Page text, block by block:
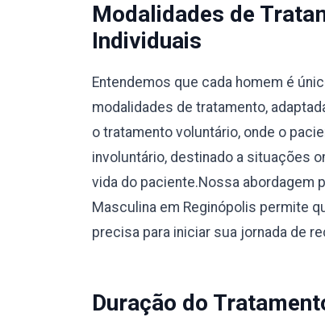
Modalidades de
Individuais
Entendemos que cada homem é
modalidades de tratamento,
o tratamento voluntário, onde o
involuntário, destinado a situações
vida do paciente.Nossa abordagem
Masculina em Reginópolis permite
precisa para iniciar sua jornada de
Duração do